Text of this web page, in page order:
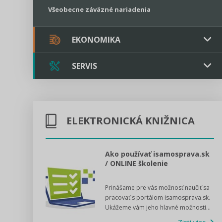
Všeobecne záväzné nariadenia
EKONOMIKA
Verejné obstarávanie
Majetok
Rozpočet
Sociálne podniky
Štátna pomoc
SERVIS
Kontakt
Tlačová agentúra
VIDEO produkcia
ELEKTRONICKÁ KNIŽNICA
Ako používať isamosprava.sk
/ ONLINE školenie
Prinášame pre vás možnosť naučiť sa
pracovať s portálom isamosprava.sk.
Ukážeme vám jeho hlavné možnosti...